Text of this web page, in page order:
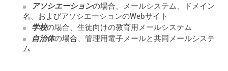
アソシエーションの場合、メールシステム、ドメイン
名、およびアソシエーションのWebサイト
学校の場合、生徒向けの教育用メールシステム
自治体の場合、管理用電子メールと共同メールシステ
ム